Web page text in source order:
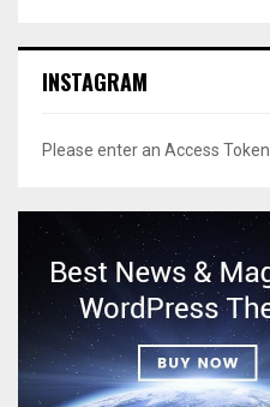
INSTAGRAM
Please enter an Access Token